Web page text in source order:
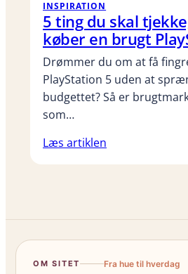
INSPIRATION
5 ting du skal
køber en brugt
Drømmer du om at få
PlayStation 5 uden at
budgettet? Så er
som…
Læs artiklen
OM SITET Fra hue til hverdag